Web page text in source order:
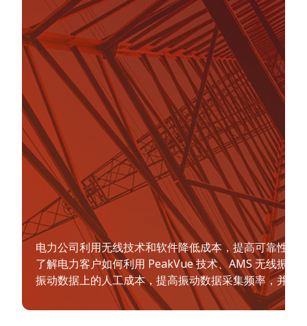
电力公司利用无线技术和软件降低成本，提高可靠性
了解电力客户如何利用 PeakVue 技术、AMS 无线振动
振动数据上的人工成本，提高振动数据采集频率，并减